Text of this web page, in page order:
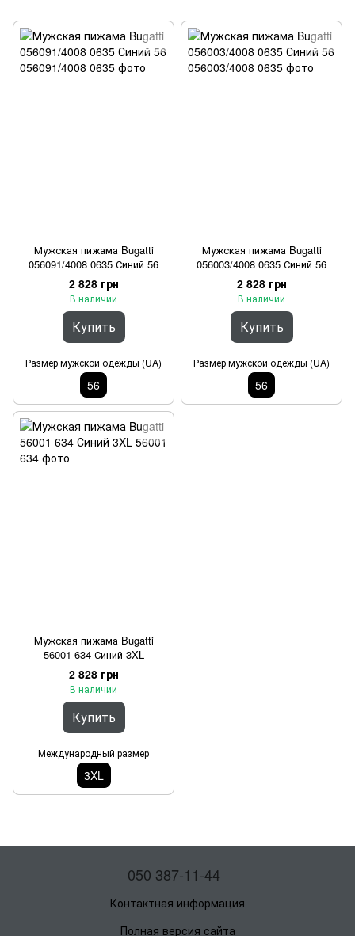
Мужская пижама Bugatti
056091/4008 0635 Синий 56
2 828 грн
В наличии
Купить
Размер мужской одежды (UA)
56
Мужская пижама Bugatti
056003/4008 0635 Синий 56
2 828 грн
В наличии
Купить
Размер мужской одежды (UA)
56
Мужская пижама Bugatti
56001 634 Синий 3XL
2 828 грн
В наличии
Купить
Международный размер
3XL
050 387-11-44
Контактная информация
Полная версия сайта